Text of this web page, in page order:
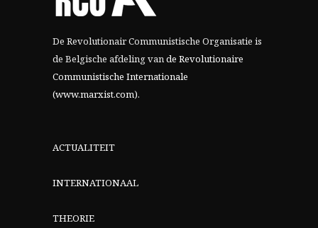
De Revolutionair Communistische Organisatie is
de Belgische afdeling vande Revolutionaire
Communistische Internationale
(www.marxist.com).
ACTUALITEIT
INTERNATIONAAL
THEORIE